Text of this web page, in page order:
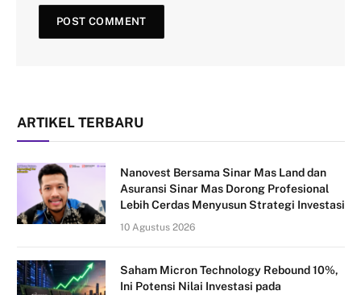
ARTIKEL TERBARU
Nanovest Bersama Sinar Mas Land dan
Asuransi Sinar Mas Dorong Profesional
Lebih Cerdas Menyusun Strategi Investasi
10 Agustus 2026
Saham Micron Technology Rebound 10%,
Ini Potensi Nilai Investasi pada